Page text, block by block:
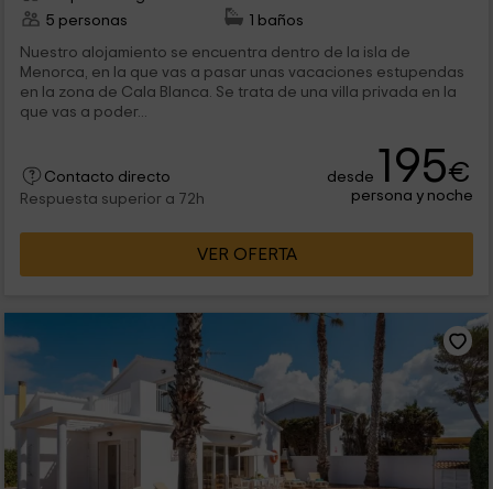
5 personas
1 baños
Nuestro alojamiento se encuentra dentro de la isla de
Menorca, en la que vas a pasar unas vacaciones estupendas
en la zona de Cala Blanca. Se trata de una villa privada en la
que vas a poder...
Contacto directo
Respuesta superior a 72h
desde 195€
persona y noche
VER OFERTA